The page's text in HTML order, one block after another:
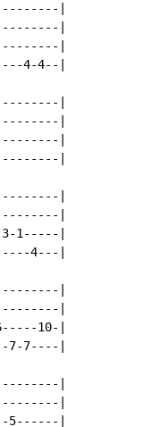
|
|
|
4-4--|
|
|
|
|
|
|
1-----|
4---|
|
|
10-|
7-7----|
|
|
5------|